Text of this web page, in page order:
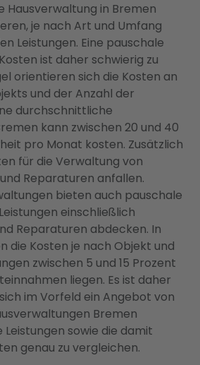
Hausverwaltung in Bremen
je nach Art und Umfang
Leistungen. Eine pauschale
ist daher schwierig zu
orientieren sich die Kosten an
und der Anzahl der
durchschnittliche
kann zwischen 20 und 40
pro Monat kosten. Zusätzlich
für die Verwaltung von
Reparaturen anfallen.
bieten auch pauschale
einschließlich
Reparaturen abdecken. In
die Kosten je nach Objekt und
zwischen 5 und 15 Prozent
liegen. Es ist daher
im Vorfeld ein Angebot von
Bremen
Leistungen sowie die damit
genau zu vergleichen.